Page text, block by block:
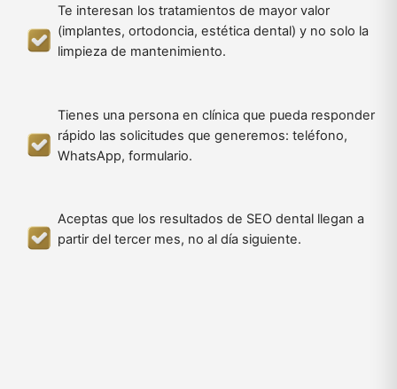
Te interesan los tratamientos de mayor valor
(implantes, ortodoncia, estética dental) y no solo la
limpieza de mantenimiento.
Tienes una persona en clínica que pueda responder
rápido las solicitudes que generemos: teléfono,
WhatsApp, formulario.
Aceptas que los resultados de SEO dental llegan a
partir del tercer mes, no al día siguiente.